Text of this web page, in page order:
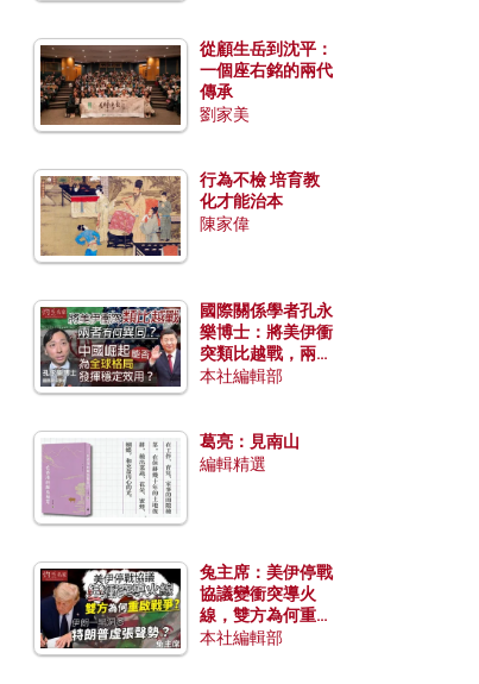
從顧生岳到沈平：
一個座右銘的兩代
傳承
劉家美
行為不檢 培育教
化才能治本
陳家偉
國際關係學者孔永
樂博士：將美伊衝
突類比越戰，兩者
有何異同？中國崛
本社編輯部
葛亮：見南山
編輯精選
兔主席：美伊停戰
協議變衝突導火
線，雙方為何重啟
戰爭？伊朗一早洞
本社編輯部